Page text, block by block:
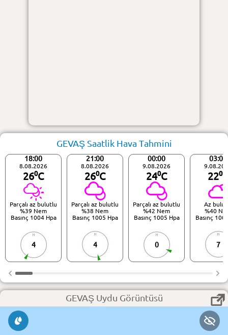
GEVAŞ Saatlik Hava Tahmini
18:00
8.08.2026
26⁰C
Parçalı az bulutlu
%39 Nem
Basınç 1004 Hpa
4
21:00
8.08.2026
26⁰C
Parçalı az bulutlu
%38 Nem
Basınç 1005 Hpa
4
00:00
9.08.2026
24⁰C
Parçalı az bulutlu
%42 Nem
Basınç 1005 Hpa
0
03:00
22⁰C
Az
%40
Basınç
7
GEVAŞ Uydu Görüntüsü